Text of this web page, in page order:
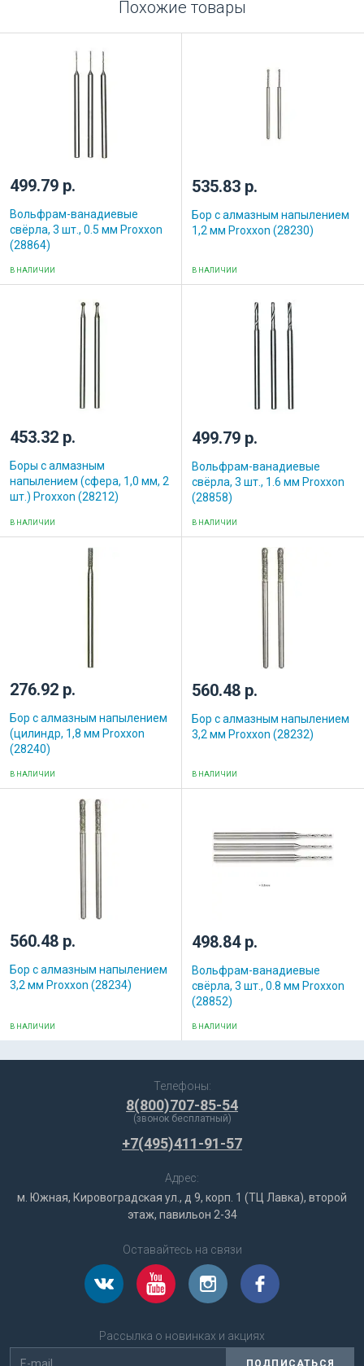
Похожие товары
499.79 р.
Вольфрам-ванадиевые
свёрла, 3 шт., 0.5 мм Proxxon
(28864)
В НАЛИЧИИ
535.83 р.
Бор с алмазным напылением
1,2 мм Proxxon (28230)
В НАЛИЧИИ
453.32 р.
Боры с алмазным
напылением (сфера, 1,0 мм, 2
шт.) Proxxon (28212)
В НАЛИЧИИ
499.79 р.
Вольфрам-ванадиевые
свёрла, 3 шт., 1.6 мм Proxxon
(28858)
В НАЛИЧИИ
276.92 р.
Бор с алмазным напылением
(цилиндр, 1,8 мм Proxxon
(28240)
В НАЛИЧИИ
560.48 р.
Бор с алмазным напылением
3,2 мм Proxxon (28232)
В НАЛИЧИИ
560.48 р.
Бор с алмазным напылением
3,2 мм Proxxon (28234)
В НАЛИЧИИ
498.84 р.
Вольфрам-ванадиевые
свёрла, 3 шт., 0.8 мм Proxxon
(28852)
В НАЛИЧИИ
Телефоны:
8(800)707-85-54
(звонок бесплатный)
+7(495)411-91-57
Адрес:
м. Южная, Кировоградская ул., д 9, корп. 1 (ТЦ Лавка), второй
этаж, павильон 2-34
Оставайтесь на связи
Рассылка о новинках и акциях
ПОДПИСАТЬСЯ